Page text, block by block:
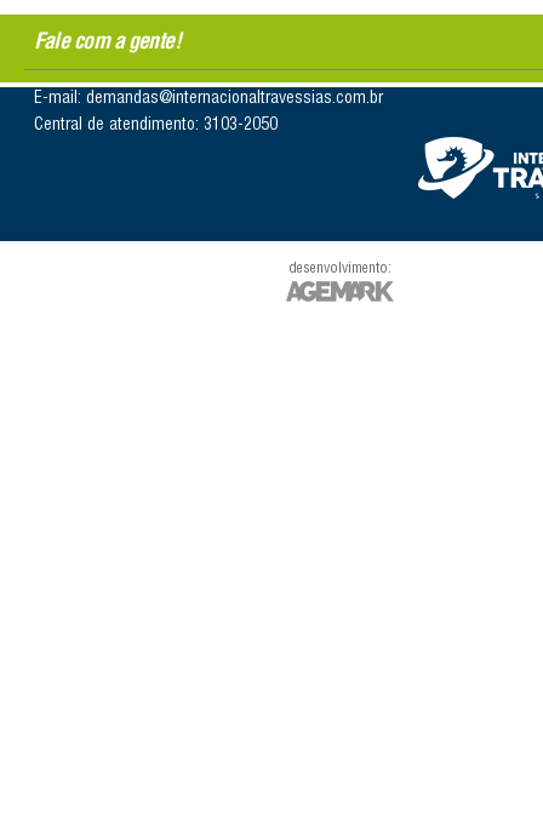
Fale com a gente!
E-mail: demandas@internacionaltravessias.com.br
Central de atendimento: 3103-2050
desenvolvimento: